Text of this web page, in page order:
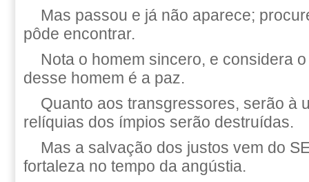
Mas passou e já não aparece;
pôde encontrar.
Nota o homem sincero, e considera
desse homem é a paz.
Quanto aos transgressores, serão à
relíquias dos ímpios serão destruídas.
Mas a salvação dos justos vem do
fortaleza no tempo da angústia.